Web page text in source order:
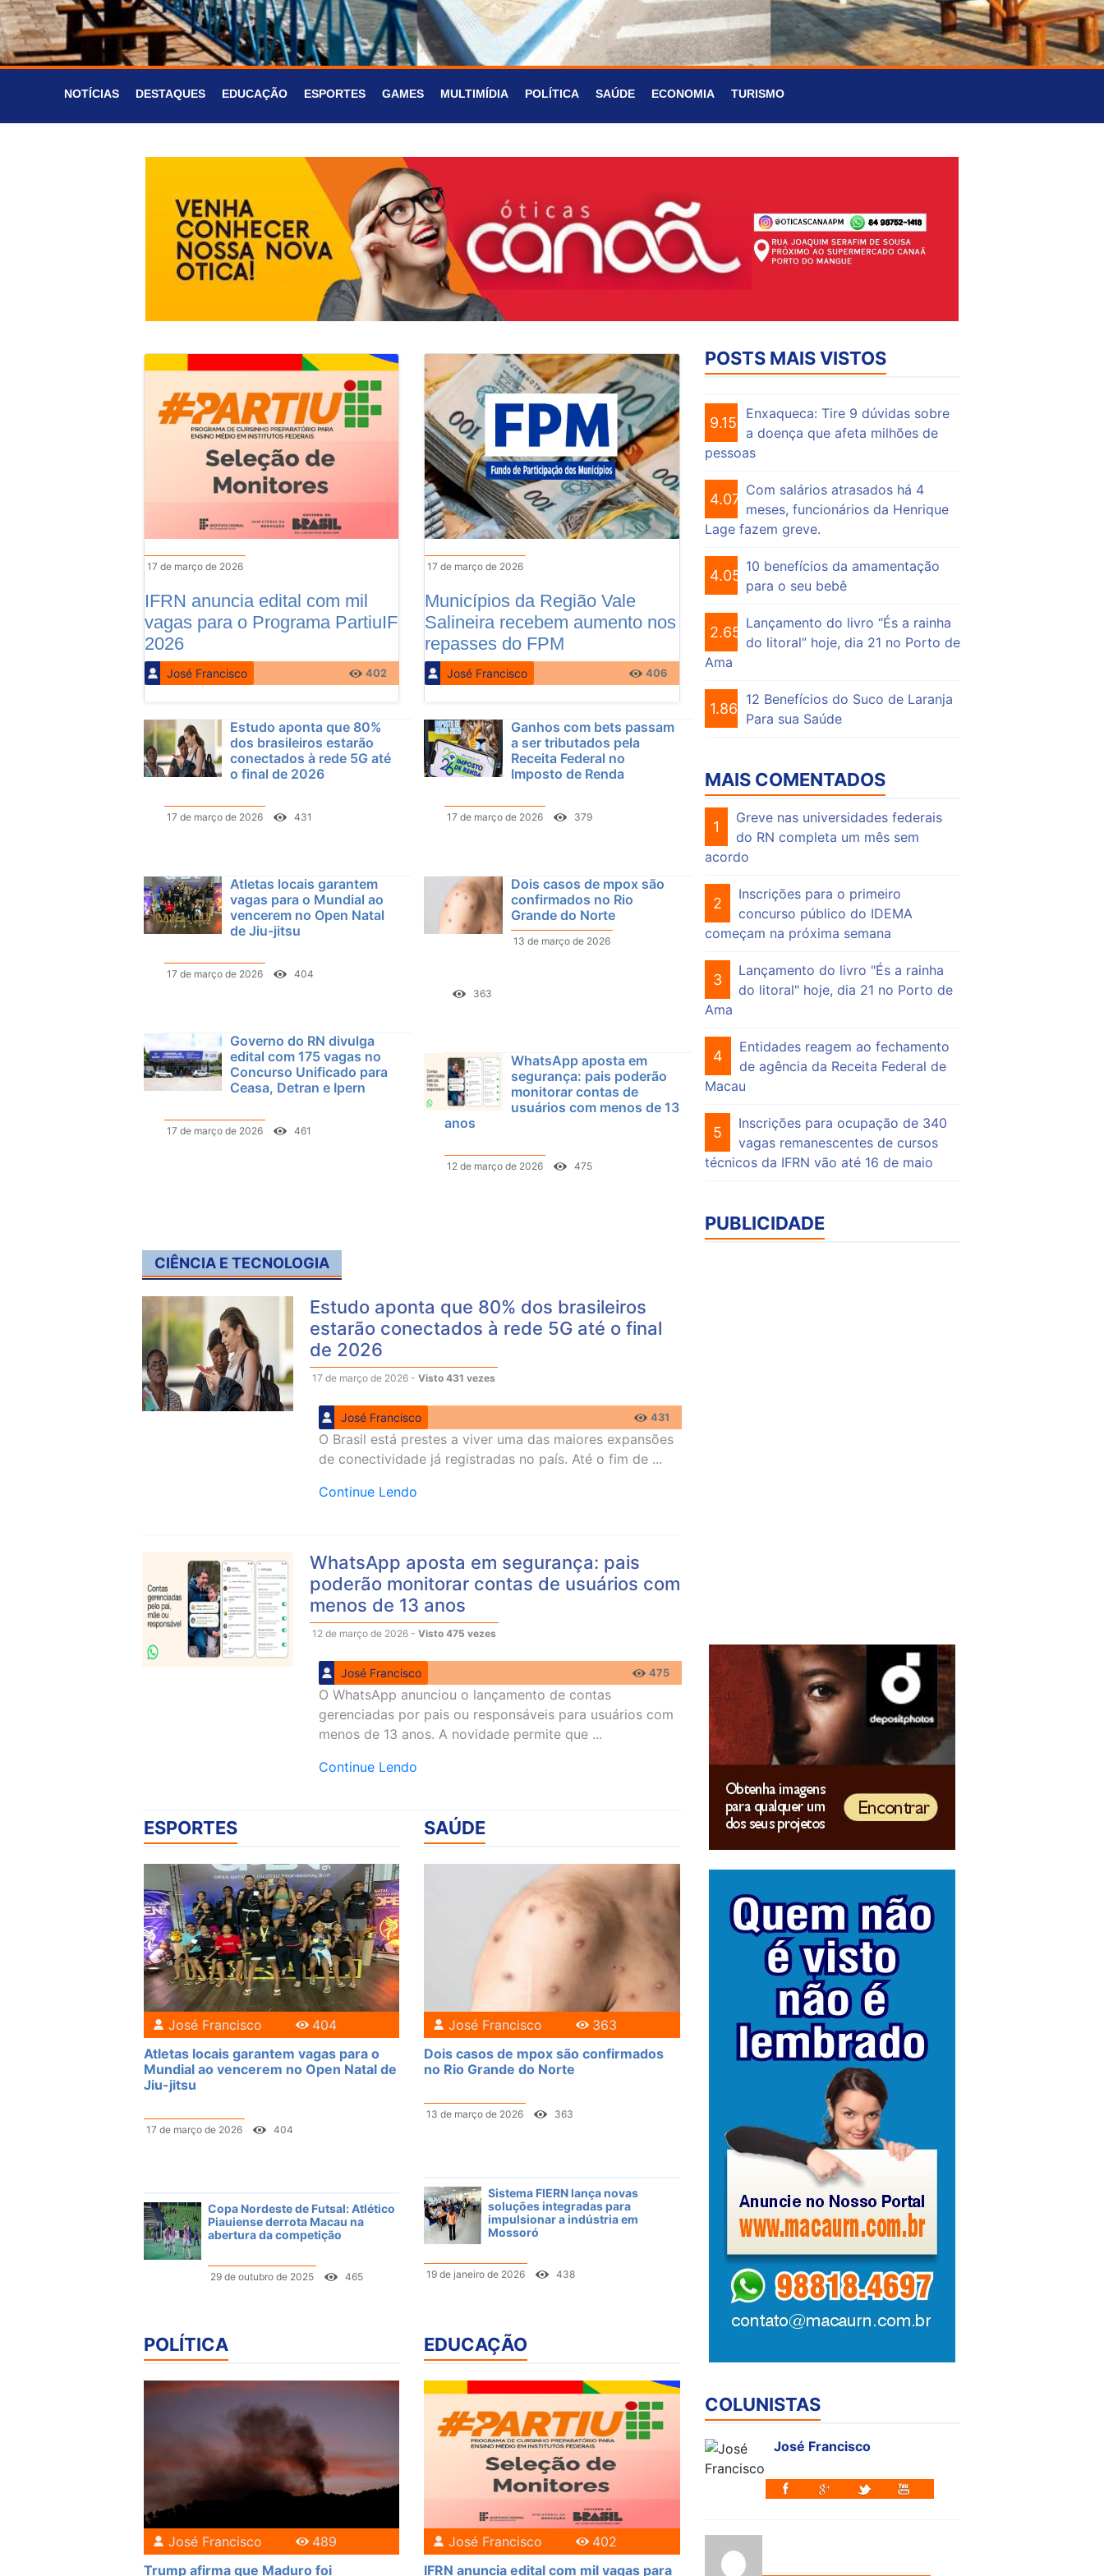
NOTÍCIAS DESTAQUES EDUCAÇÃO ESPORTES GAMES MULTIMÍDIA POLÍTICA SAÚDE ECONOMIA TURISMO
17 de março de 2026
IFRN anuncia edital com mil
vagas para o Programa PartiuIF
2026
José Francisco 402
17 de março de 2026
Municípios da Região Vale
Salineira recebem aumento nos
repasses do FPM
José Francisco 406
Estudo aponta que 80%
dos brasileiros estarão
conectados à rede 5G até
o final de 2026
17 de março de 2026 431
Atletas locais garantem
vagas para o Mundial ao
vencerem no Open Natal
de Jiu-jitsu
17 de março de 2026 404
Governo do RN divulga
edital com 175 vagas no
Concurso Unificado para
Ceasa, Detran e Ipern
17 de março de 2026 461
Ganhos com bets passam
a ser tributados pela
Receita Federal no
Imposto de Renda
17 de março de 2026 379
Dois casos de mpox são
confirmados no Rio
Grande do Norte
13 de março de 2026
363
WhatsApp aposta em
segurança: pais poderão
monitorar contas de
usuários com menos de 13
anos
12 de março de 2026 475
CIÊNCIA E TECNOLOGIA
Estudo aponta que 80% dos brasileiros
estarão conectados à rede 5G até o final
de 2026
17 de março de 2026 - Visto 431 vezes
José Francisco 431
O Brasil está prestes a viver uma das maiores expansões
de conectividade já registradas no país. Até o fim de ...
Continue Lendo
WhatsApp aposta em segurança: pais
poderão monitorar contas de usuários com
menos de 13 anos
12 de março de 2026 - Visto 475 vezes
José Francisco 475
O WhatsApp anunciou o lançamento de contas
gerenciadas por pais ou responsáveis para usuários com
menos de 13 anos. A novidade permite que ...
Continue Lendo
ESPORTES
José Francisco
404
Atletas locais garantem vagas para o
Mundial ao vencerem no Open Natal de
Jiu-jitsu
17 de março de 2026 404
Copa Nordeste de Futsal: Atlético
Piauiense derrota Macau na
abertura da competição
29 de outubro de 2025 465
SAÚDE
José Francisco
363
Dois casos de mpox são confirmados
no Rio Grande do Norte
13 de março de 2026 363
Sistema FIERN lança novas
soluções integradas para
impulsionar a indústria em
Mossoró
19 de janeiro de 2026 438
POLÍTICA
José Francisco
489
Trump afirma que Maduro foi
EDUCAÇÃO
José Francisco
402
IFRN anuncia edital com mil vagas para
POSTS MAIS VISTOS
9.156
Enxaqueca: Tire 9 dúvidas sobre
a doença que afeta milhões de
pessoas
4.076
Com salários atrasados há 4
meses, funcionários da Henrique
Lage fazem greve.
4.056
10 benefícios da amamentação
para o seu bebê
2.655
Lançamento do livro “És a rainha
do litoral” hoje, dia 21 no Porto de
Ama
1.864
12 Benefícios do Suco de Laranja
Para sua Saúde
MAIS COMENTADOS
1
Greve nas universidades federais
do RN completa um mês sem
acordo
2
Inscrições para o primeiro
concurso público do IDEMA
começam na próxima semana
3
Lançamento do livro "És a rainha
do litoral" hoje, dia 21 no Porto de
Ama
4
Entidades reagem ao fechamento
de agência da Receita Federal de
Macau
5
Inscrições para ocupação de 340
vagas remanescentes de cursos
técnicos da IFRN vão até 16 de maio
PUBLICIDADE
COLUNISTAS
José Francisco